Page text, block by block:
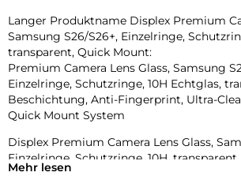
Langer Produktname Displex Premium
Samsung S26/S26+, Einzelringe,
transparent, Quick Mount:
Premium Camera Lens Glass, Samsung
Einzelringe, Schutzringe, 10H Echtglas,
Beschichtung, Anti-Fingerprint, Ultra-
Quick Mount System
Displex Premium Camera Lens Glass,
Einzelringe, Schutzringe, 10H,
DISPLEX Premium Camera Lens Glass –
Mehr lesen